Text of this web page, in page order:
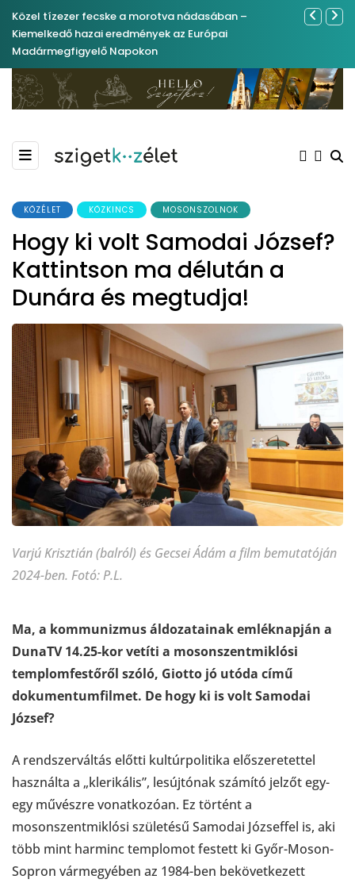
Közel tízezer fecske a morotva nádasában –
Kiemelkedő hazai eredmények az Európai
Madármegfigyelő Napokon
Ferenc
KÖZÉLET KÖZKINCS MOSONSZOLNOK
Hogy ki volt Samodai József?
Kattintson ma délután a
Dunára és megtudja!
Varjú Krisztián (balról) és Gecsei Ádám a film bemutatóján
2024-ben. Fotó: P.L.
Ma, a kommunizmus áldozatainak emléknapján a
DunaTV 14.25-kor vetíti a mosonszentmiklósi
templomfestőről szóló, Giotto jó utóda című
dokumentumfilmet. De hogy ki is volt Samodai
József?
A rendszerváltás előtti kultúrpolitika előszeretettel
használta a „klerikális”, lesújtónak számító jelzőt egy-
egy művészre vonatkozóan. Ez történt a
mosonszentmiklósi születésű Samodai Józseffel is, aki
több mint harminc templomot festett ki Győr-Moson-
Sopron vármegyében az 1984-ben bekövetkezett